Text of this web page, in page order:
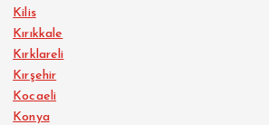
Kilis
Kırıkkale
Kırklareli
Kırşehir
Kocaeli
Konya